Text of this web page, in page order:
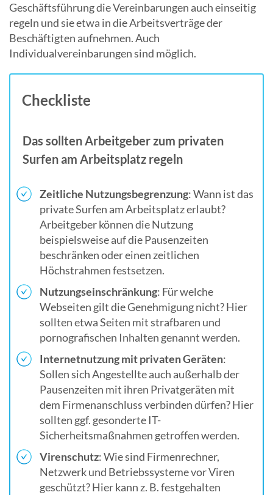
Geschäftsführung die Vereinbarungen auch einseitig
regeln und sie etwa in die Arbeitsverträge der
Beschäftigten aufnehmen. Auch
Individualvereinbarungen sind möglich.
Checkliste
Das sollten Arbeitgeber zum privaten
Surfen am Arbeitsplatz regeln
Zeitliche Nutzungsbegrenzung: Wann ist das
private Surfen am Arbeitsplatz erlaubt?
Arbeitgeber können die Nutzung
beispielsweise auf die Pausenzeiten
beschränken oder einen zeitlichen
Höchstrahmen festsetzen.
Nutzungseinschränkung: Für welche
Webseiten gilt die Genehmigung nicht? Hier
sollten etwa Seiten mit strafbaren und
pornografischen Inhalten genannt werden.
Internetnutzung mit privaten Geräten:
Sollen sich Angestellte auch außerhalb der
Pausenzeiten mit ihren Privatgeräten mit
dem Firmenanschluss verbinden dürfen? Hier
sollten ggf. gesonderte IT-
Sicherheitsmaßnahmen getroffen werden.
Virenschutz: Wie sind Firmenrechner,
Netzwerk und Betriebssysteme vor Viren
geschützt? Hier kann z. B. festgehalten